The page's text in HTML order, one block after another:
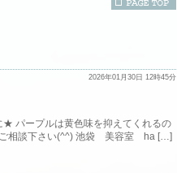
2026年01月30日 12時45分
★ パープルは黄色味を抑えてくれるの
ご相談下さい(^^) 池袋 美容室 ha […]